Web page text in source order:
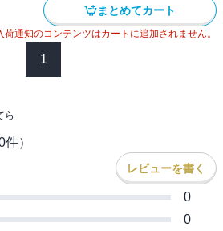
まとめてカート
通知のコンテンツはカートに追加されません。
1
ら
件）
レビューを書く
0
0